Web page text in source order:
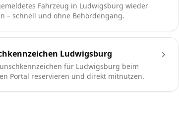
Fahrzeug in Ludwigsburg wieder
– schnell und ohne Behördengang.
Ludwigsburg
für Ludwigsburg beim
Portal reservieren und direkt mitnutzen.